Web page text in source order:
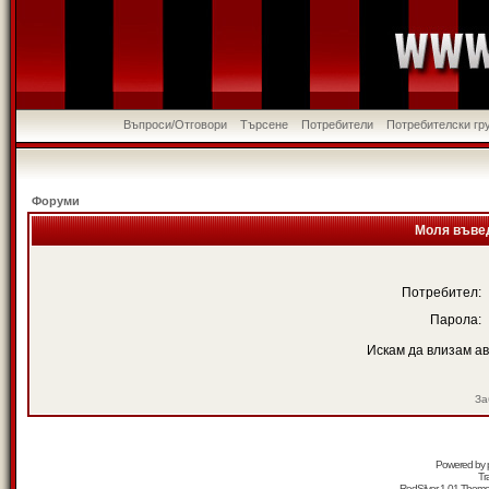
Въпроси/Отговори Търсене Потребители Потребителски
Форуми
Моля
Потребител:
Парола:
Искам да влизам
Powered by